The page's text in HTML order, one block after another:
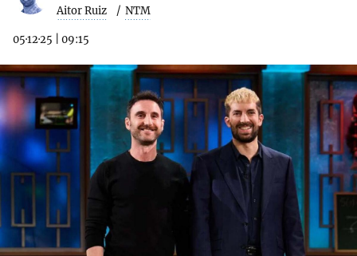
Aitor Ruiz NTM
05·12·25 09:15